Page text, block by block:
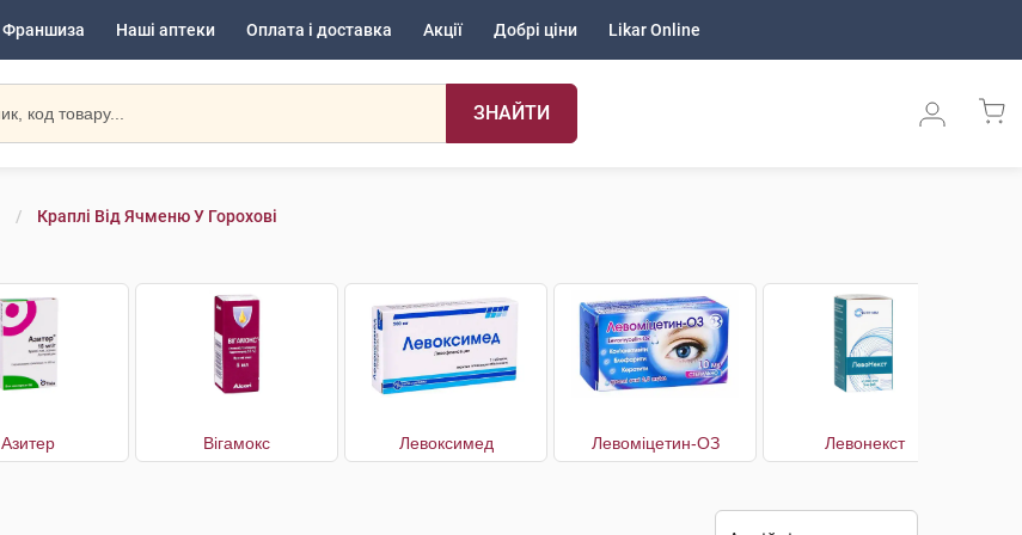
Франшиза Наші аптеки Оплата і доставка Акції Добрі ціни Likar Online
ЗНАЙТИ
Краплі Від Ячменю У Горохові
Азитер Вігамокс Левоксимед Левоміцетин-ОЗ Левонекст